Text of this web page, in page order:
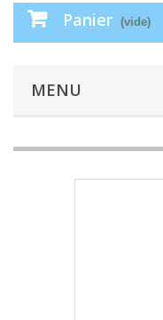
Panier (vide)
MENU